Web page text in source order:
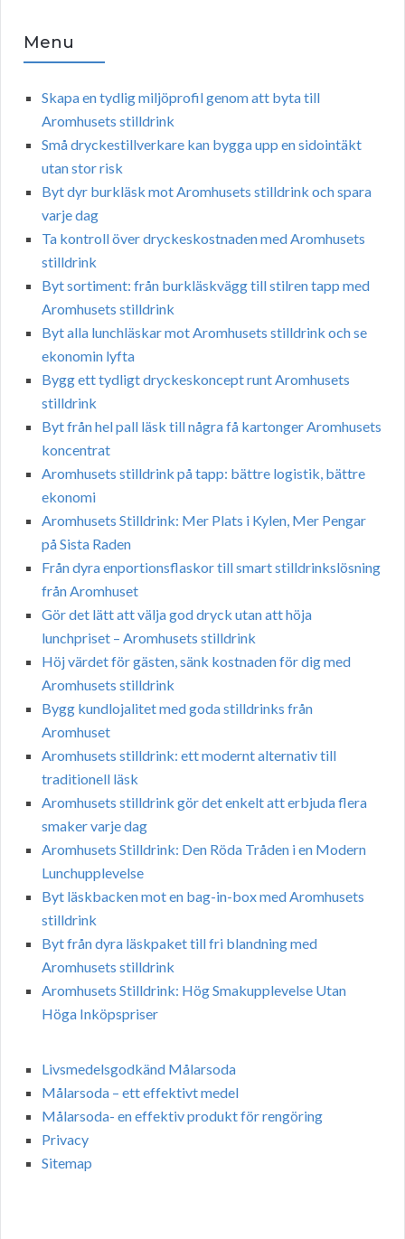
Menu
Skapa en tydlig miljöprofil genom att byta till
Aromhusets stilldrink
Små dryckestillverkare kan bygga upp en sidointäkt
utan stor risk
Byt dyr burkläsk mot Aromhusets stilldrink och spara
varje dag
Ta kontroll över dryckeskostnaden med Aromhusets
stilldrink
Byt sortiment: från burkläskvägg till stilren tapp med
Aromhusets stilldrink
Byt alla lunchläskar mot Aromhusets stilldrink och se
ekonomin lyfta
Bygg ett tydligt dryckeskoncept runt Aromhusets
stilldrink
Byt från hel pall läsk till några få kartonger Aromhusets
koncentrat
Aromhusets stilldrink på tapp: bättre logistik, bättre
ekonomi
Aromhusets Stilldrink: Mer Plats i Kylen, Mer Pengar
på Sista Raden
Från dyra enportionsflaskor till smart stilldrinkslösning
från Aromhuset
Gör det lätt att välja god dryck utan att höja
lunchpriset – Aromhusets stilldrink
Höj värdet för gästen, sänk kostnaden för dig med
Aromhusets stilldrink
Bygg kundlojalitet med goda stilldrinks från
Aromhuset
Aromhusets stilldrink: ett modernt alternativ till
traditionell läsk
Aromhusets stilldrink gör det enkelt att erbjuda flera
smaker varje dag
Aromhusets Stilldrink: Den Röda Tråden i en Modern
Lunchupplevelse
Byt läskbacken mot en bag-in-box med Aromhusets
stilldrink
Byt från dyra läskpaket till fri blandning med
Aromhusets stilldrink
Aromhusets Stilldrink: Hög Smakupplevelse Utan
Höga Inköpspriser
Livsmedelsgodkänd Målarsoda
Målarsoda – ett effektivt medel
Målarsoda- en effektiv produkt för rengöring
Privacy
Sitemap